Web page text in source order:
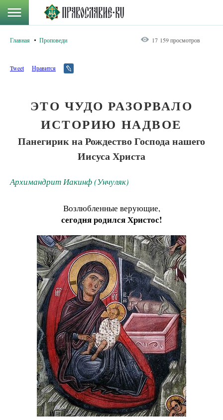
Главная Проповеди 17 159 просмотров
Tweet Нравится
ЭТО ЧУДО РАЗОРВАЛО
ИСТОРИЮ НАДВОЕ
Панегирик на Рождество Господа нашего
Иисуса Христа
Архимандрит Иакинф (Унчуляк)
Возлюбленные верующие,
сегодня родился Христос!